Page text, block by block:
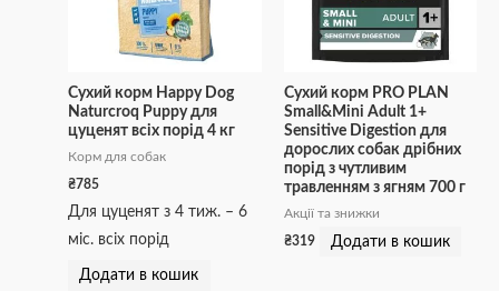
Сухий корм Happy Dog
Naturcroq Puppy для
цуценят всіх порід 4 кг
Корм для собак
₴785
Для цуценят з 4 тиж. – 6
міс. всіх порід
Додати в кошик
Сухий корм PRO PLAN
Small&Mini Adult 1+
Sensitive Digestion для
дорослих собак дрібних
порід з чутливим
травленням з ягням 700 г
Акції та знижки
₴319 Додати в кошик